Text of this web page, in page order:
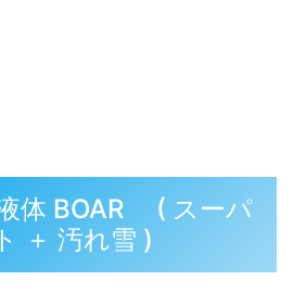
体 BOAR ( スーパ
＋ 汚れ雪 )